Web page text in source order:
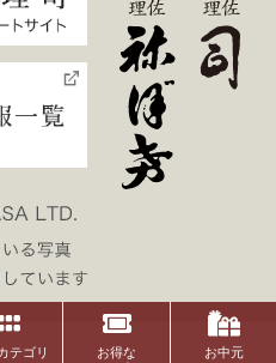
テゴリ
お得な
お中元